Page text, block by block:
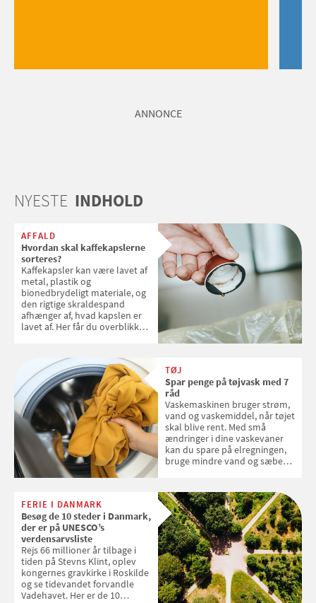
ANNONCE
NYESTE INDHOLD
AFFALD
Hvordan skal kaffekapslerne
sorteres?
Kaffekapsler kan være lavet af
metal, plastik og
bionedbrydeligt materiale, og
den rigtige skraldespand
afhænger af, hvad kapslen er
lavet af. Her får du overblikket
TØJ
Spar penge på tøjvask med 7
råd
Vaskemaskinen bruger strøm,
vand og vaskemiddel, når tøjet
skal blive rent. Med små
ændringer i dine vaskevaner
kan du spare på elregningen,
bruge mindre vand og sæbe
enkle råd til at spare penge på
tøjvasken
FERIE I DANMARK
Besøg de 10 steder i Danmark,
der er på UNESCO’s
verdensarvsliste
Rejs 66 millioner år tilbage i
tiden på Stevns Klint, oplev
kongernes gravkirke i Roskilde
og se tidevandet forvandle
Vadehavet. Her er de 10